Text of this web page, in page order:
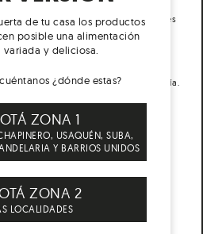
diseñados para que alimentes
productos son 100 % naturales,
y preparados.
los días lunes, en la puerta de tu
una alimentación sana en tu día a día.
hasta el sábado a las 3 pm.
pero durante la cuarentena las
de la tarde.
DESPENSA
de tu casa los productos
posible una alimentación
variada y deliciosa.
¿dónde estas?
ZONA 1
USAQUÉN, SUBA,
Y BARRIOS UNIDOS
ZONA 2
LOCALIDADES